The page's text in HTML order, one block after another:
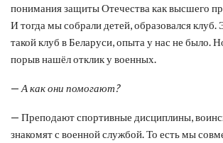
понимания защиты Отечества как высшего
И тогда мы собрали детей, образовался
такой клуб в Беларуси, опыта у нас не было.
порыв нашёл отклик у военных.
— А как они помогают?
— Преподают спортивные дисциплины,
знакомят с военной службой. То есть мы